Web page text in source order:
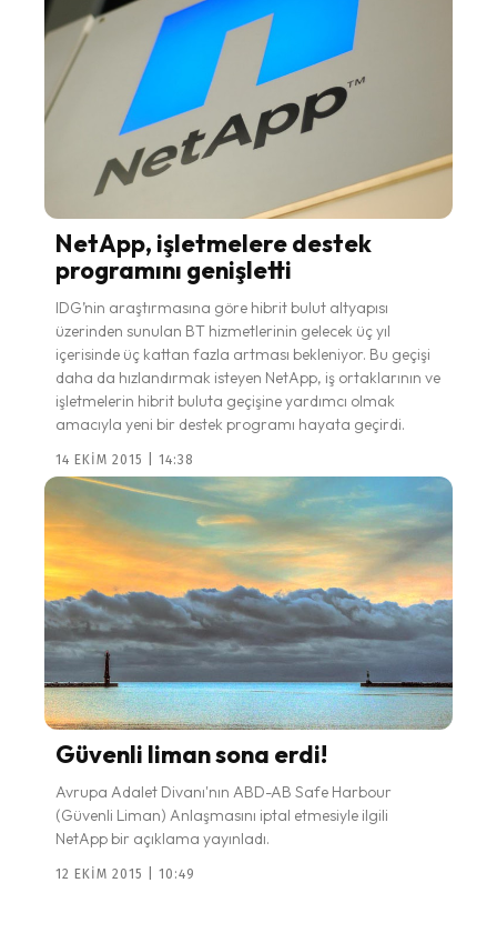
NetApp, işletmelere destek
programını genişletti
IDG’nin araştırmasına göre hibrit bulut altyapısı
üzerinden sunulan BT hizmetlerinin gelecek üç yıl
içerisinde üç kattan fazla artması bekleniyor. Bu geçişi
daha da hızlandırmak isteyen NetApp, iş ortaklarının ve
işletmelerin hibrit buluta geçişine yardımcı olmak
amacıyla yeni bir destek programı hayata geçirdi.
14 EKIM 2015 | 14:38
Güvenli liman sona erdi!
Avrupa Adalet Divanı'nın ABD-AB Safe Harbour
(Güvenli Liman) Anlaşmasını iptal etmesiyle ilgili
NetApp bir açıklama yayınladı.
12 EKIM 2015 | 10:49